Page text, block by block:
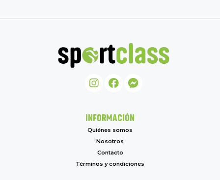
INFORMACIÓN
Quiénes somos
Nosotros
Contacto
Términos y condiciones